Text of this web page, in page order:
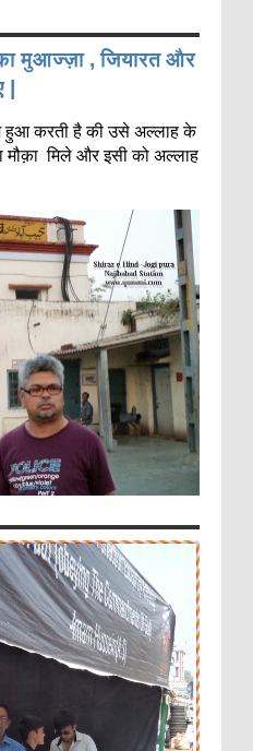
मुआज्ज़ा , जियारत और
|
हुआ करती है की उसे अल्लाह के
मौक़ा मिले और इसी को अल्लाह